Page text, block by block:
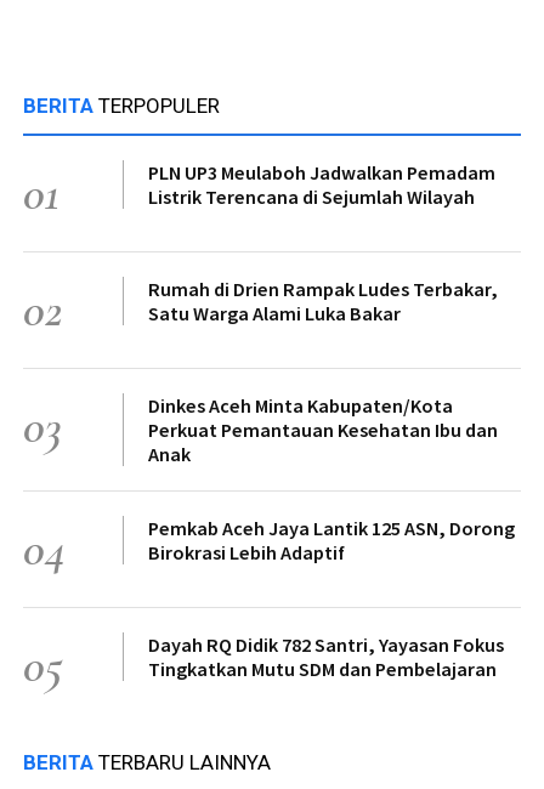
BERITA TERPOPULER
01
PLN UP3 Meulaboh Jadwalkan Pemadam
Listrik Terencana di Sejumlah Wilayah
02
Rumah di Drien Rampak Ludes Terbakar,
Satu Warga Alami Luka Bakar
03
Dinkes Aceh Minta Kabupaten/Kota
Perkuat Pemantauan Kesehatan Ibu dan
Anak
04
Pemkab Aceh Jaya Lantik 125 ASN, Dorong
Birokrasi Lebih Adaptif
05
Dayah RQ Didik 782 Santri, Yayasan Fokus
Tingkatkan Mutu SDM dan Pembelajaran
BERITA TERBARU LAINNYA